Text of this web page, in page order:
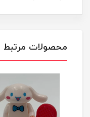
محصولات مرتبط